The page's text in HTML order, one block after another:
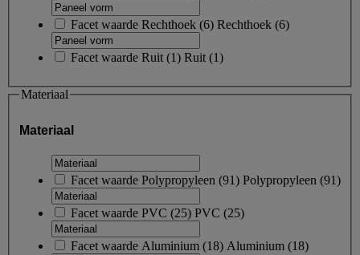
Facet waarde Rechthoek (6) Rechthoek (6)
Facet waarde Ruit (1) Ruit (1)
Materiaal
Materiaal
Facet waarde Polypropyleen (91) Polypropyleen (91)
Facet waarde PVC (25) PVC (25)
Facet waarde Aluminium (18) Aluminium (18)